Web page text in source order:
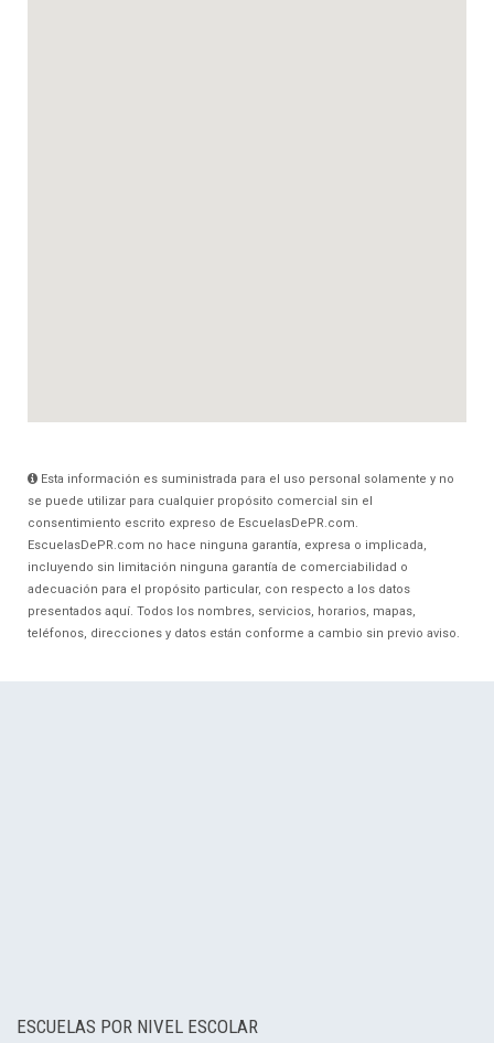
Esta información es suministrada para el uso personal solamente y no
se puede utilizar para cualquier propósito comercial sin el
consentimiento escrito expreso de EscuelasDePR.com.
EscuelasDePR.com no hace ninguna garantía, expresa o implicada,
incluyendo sin limitación ninguna garantía de comerciabilidad o
adecuación para el propósito particular, con respecto a los datos
presentados aquí. Todos los nombres, servicios, horarios, mapas,
teléfonos, direcciones y datos están conforme a cambio sin previo aviso.
ESCUELAS POR NIVEL ESCOLAR